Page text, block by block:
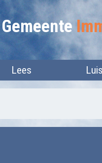
Lees